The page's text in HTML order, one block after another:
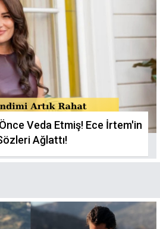
Veda Etmiş! Ece İrtem'in
Ağlattı!